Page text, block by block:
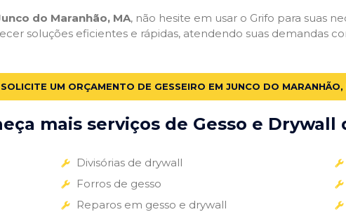
do Maranhão, MA, não hesite em usar o Grifo para suas
soluções eficientes e rápidas, atendendo suas demandas
SOLICITE UM ORÇAMENTO DE GESSEIRO EM JUNCO DO MARANHÃO,
mais serviços de Gesso e Drywall
Divisórias de drywall
Forros de gesso
Reparos em gesso e drywall